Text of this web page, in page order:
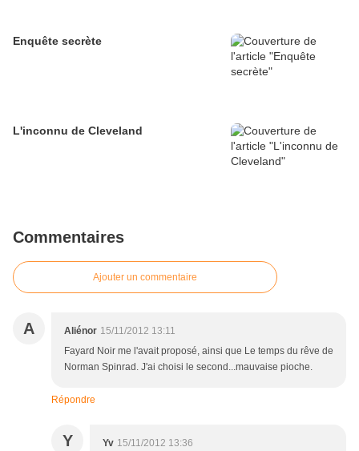
Enquête secrète
L'inconnu de Cleveland
Commentaires
Ajouter un commentaire
A Aliénor 15/11/2012 13:11
Fayard Noir me l'avait proposé, ainsi que Le temps du rêve de
Norman Spinrad. J'ai choisi le second...mauvaise pioche.
Répondre
Y Yv 15/11/2012 13:36